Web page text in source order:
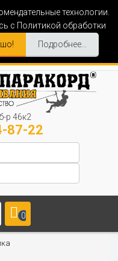
технологии.
с Политикой обработки
Подробнее...
р 46к2
87-22
0